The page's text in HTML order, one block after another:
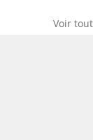
Voir tout